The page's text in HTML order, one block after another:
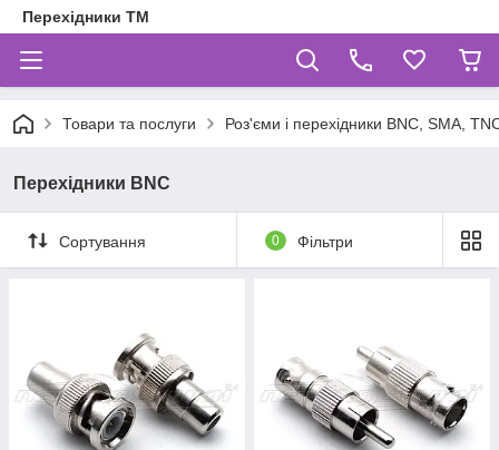
Перехідники ТМ
Товари та послуги Роз'єми і перехідники BNC, SMA,
Перехідники BNC
Сортування 0 Фільтри